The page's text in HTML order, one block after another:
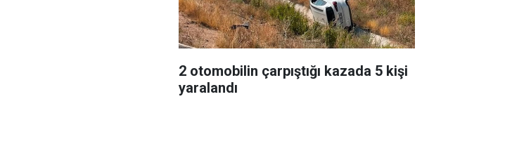
2 otomobilin çarpıştığı kazada 5 kişi
yaralandı